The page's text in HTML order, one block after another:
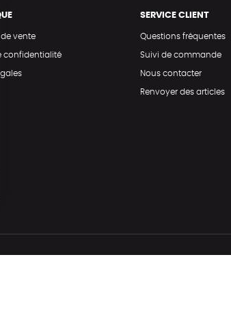
vente
confidentialité
SERVICE CLIENT
Questions fréquentes
Suivi de commande
Nous contacter
Renvoyer des articles